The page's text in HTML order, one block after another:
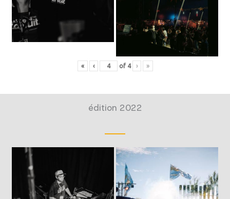
« ‹ of 4 › »
édition 2022